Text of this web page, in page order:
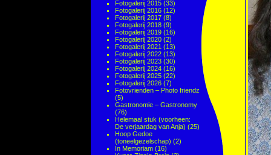
Fotogalerij 2015 (33)
Fotogalerij 2016 (12)
Fotogalerij 2017 (8)
Fotogalerij 2018 (9)
Fotogalerij 2019 (16)
Fotogalerij 2020 (2)
Fotogalerij 2021 (13)
Fotogalerij 2022 (13)
Fotogalerij 2023 (30)
Fotogalerij 2024 (16)
Fotogalerij 2025 (22)
Fotogalerij 2026 (7)
Fotovrienden – Photo friendz
(5)
Gastronomie – Gastronomy
(76)
Helemaal stuk (voorheen:
De verjaardag van Anja) (25)
Hoop Gedoe
(toneelgezelschap) (2)
In Memoriam (16)